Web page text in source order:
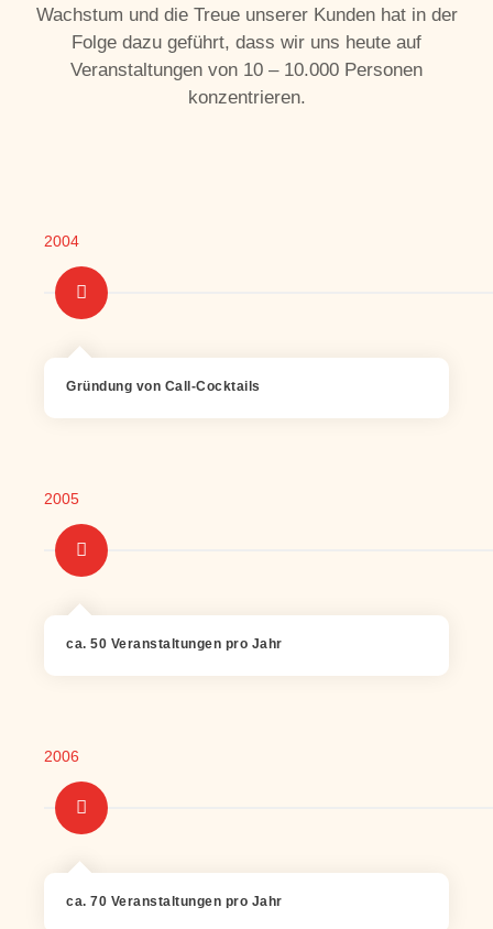
Wachstum und die Treue unserer Kunden hat in der
Folge dazu geführt, dass wir uns heute auf
Veranstaltungen von 10 – 10.000 Personen
konzentrieren.
2004
Gründung von Call-Cocktails
2005
ca. 50 Veranstaltungen pro Jahr
2006
ca. 70 Veranstaltungen pro Jahr